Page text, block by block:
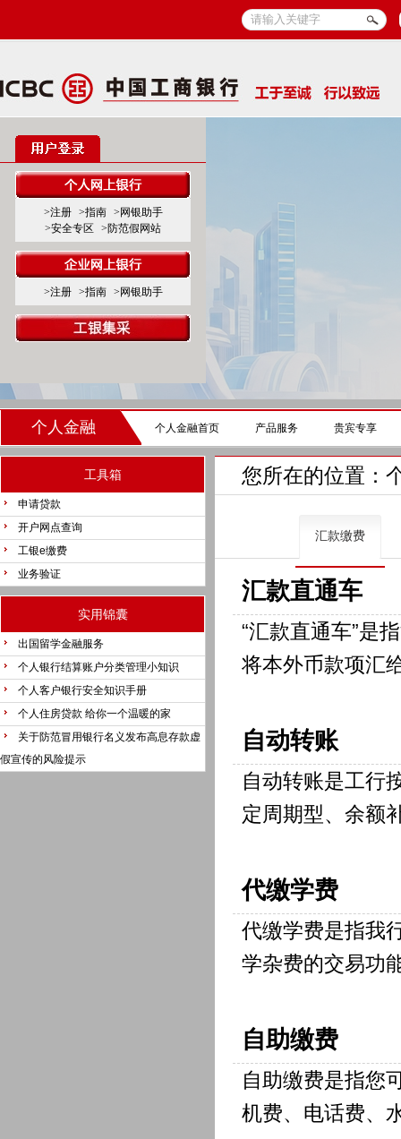
>注册 >指南
>网银助手
>安全专区
>防范假网站
>注册 >指南 >网银助手
个人金融 个人金融首页 产品服务 贵宾专享
工具箱
申请贷款
开户网点查询
工银e缴费
业务验证
实用锦囊
出国留学金融服务
个人银行结算账户分类管理小知识
个人客户银行安全知识手册
个人住房贷款 给你一个温暖的家
关于防范冒用银行名义发布高息存款虚
假宣传的风险提示
您所在的位置：
汇款缴费
汇款直通车
“汇款直通车”是
将本外币款项汇
自动转账
自动转账是工行
定周期型、余额
代缴学费
代缴学费是指我
学杂费的交易功
自助缴费
自助缴费是指您
机费、电话费、